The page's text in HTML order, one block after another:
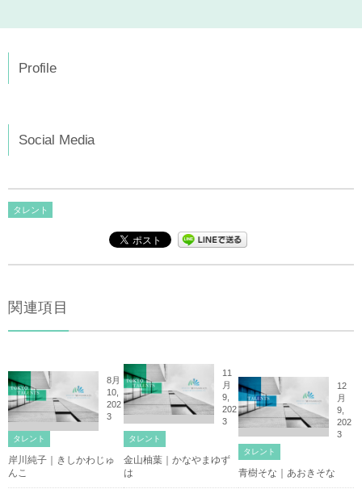
Profile
Social Media
タレント
関連項目
8月
10,
202
3
タレント
岸川純子｜きしかわじゅ
んこ
11
月
9,
202
3
タレント
金山柚葉｜かなやまゆず
は
12
月
9,
202
3
タレント
青樹そな｜あおきそな